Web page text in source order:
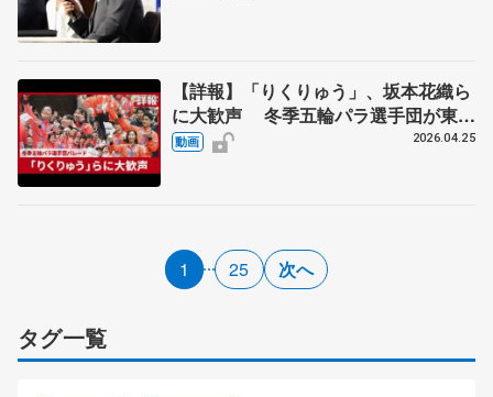
【詳報】「りくりゅう」、坂本花織ら
に大歓声 冬季五輪パラ選手団が東
京・日本橋でパレード
動画 2026.04.25
1 25 次へ
タグ一覧